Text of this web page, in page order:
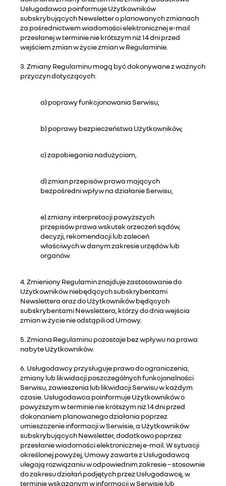
Usługodawca poinformuje Użytkowników
subskrybujących Newsletter o planowanych zmianach
za pośrednictwem wiadomości elektronicznej e-mail
przesłanej w terminie nie krótszym niż 14 dni przed
wejściem zmian w życie zmian w Regulaminie.
3. Zmiany Regulaminu mogą być dokonywane z ważnych
przyczyn dotyczących:
a) poprawy funkcjonowania Serwisu,
b) poprawy bezpieczeństwa Użytkowników,
c) zapobiegania nadużyciom,
d) zmian przepisów prawa mających
bezpośredni wpływ na działanie Serwisu,
e) zmiany interpretacji powyższych
przepisów prawa wskutek orzeczeń sądów,
decyzji, rekomendacji lub zaleceń
właściwych w danym zakresie urzędów lub
organów.
4. Zmieniony Regulamin znajduje zastosowanie do
Użytkowników niebędących subskrybentami
Newslettera oraz do Użytkowników będących
subskrybentami Newslettera, którzy do dnia wejścia
zmian w życie nie odstąpili od Umowy.
5. Zmiana Regulaminu pozostaje bez wpływu na prawa
nabyte Użytkowników.
6. Usługodawcy przysługuje prawo do ograniczenia,
zmiany lub likwidacji poszczególnych funkcjonalności
Serwisu, zawieszenia lub likwidacji Serwisu w każdym
czasie. Usługodawca poinformuje Użytkowników o
powyższym w terminie nie krótszym niż 14 dni przed
dokonaniem planowanego działania poprzez
umieszczenie informacji w Serwisie, a Użytkowników
subskrybujących Newsletter, dodatkowo poprzez
przesłanie wiadomości elektronicznej e-mail. W sytuacji
określonej powyżej, Umowy zawarte z Usługodawcą
ulegają rozwiązaniu w odpowiednim zakresie – stosownie
do zakresu działań podjętych przez Usługodawcę, w
terminie wskazanym w informacji w Serwisie lub